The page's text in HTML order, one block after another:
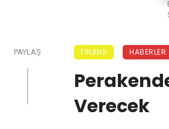
PAYLAŞ FINANS HABERLER
Verecek